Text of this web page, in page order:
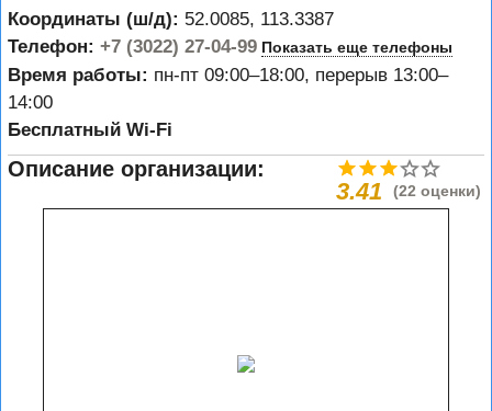
Координаты (ш/д): 52.0085, 113.3387
Телефон: +7 (3022) 27-04-99 Показать еще телефоны
Время работы: пн-пт 09:00–18:00, перерыв 13:00–
14:00
Бесплатный Wi-Fi
(22 оценки)
3.41
Описание организации: